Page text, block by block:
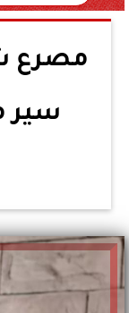
مصرع
سير